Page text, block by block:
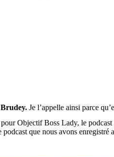
Brudey. Je l’appelle ainsi parce
Objectif Boss Lady, le
podcast que nous avons enregistré